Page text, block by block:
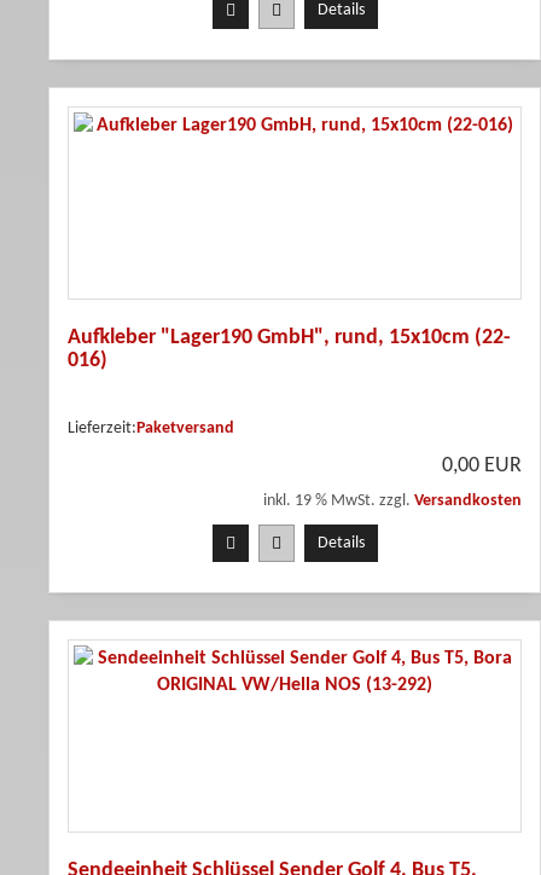
Details
Aufkleber "Lager190 GmbH", rund, 15x10cm (22-
016)
Lieferzeit: Paketversand
0,00 EUR
inkl. 19 % MwSt. zzgl. Versandkosten
Details